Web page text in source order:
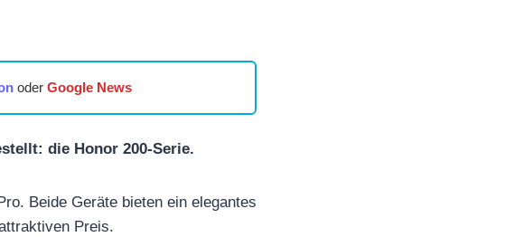
oder Google News
die Honor 200-Serie.
Beide Geräte bieten ein elegantes
Preis.